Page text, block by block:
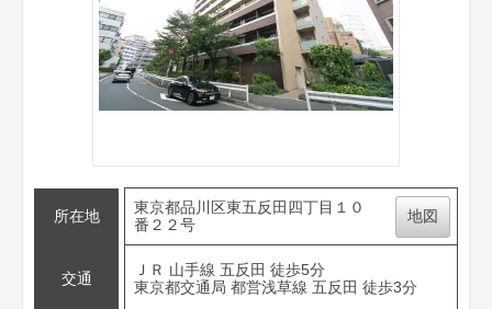
所在地
東京都品川区東五反田四丁目１０
番２２号
地図
交通
ＪＲ 山手線 五反田 徒歩5分
東京都交通局 都営浅草線 五反田 徒歩3分